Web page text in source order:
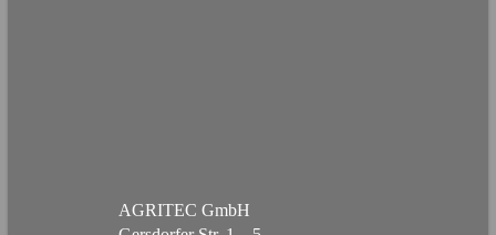
AGRITEC GmbH